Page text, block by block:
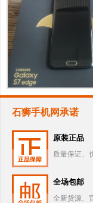
石狮手机网承诺
原装正品
质量保证、
全场包邮
全新货源、